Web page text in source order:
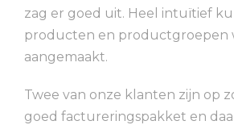
zag er goed uit. Heel intuïtief
producten en productgroepen
aangemaakt.
Twee van onze klanten zijn op
goed factureringspakket en